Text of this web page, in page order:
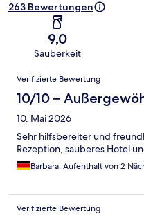
263 Bewertungen
9,0
Sauberkeit
Bewertungen
Verifizierte Bewertung
10/10 –
10. Mai 2026
Sehr hilfsbereiter und
Rezeption, sauberes Hotel
Barbara, Aufenthalt von 2
Verifizierte Bewertung